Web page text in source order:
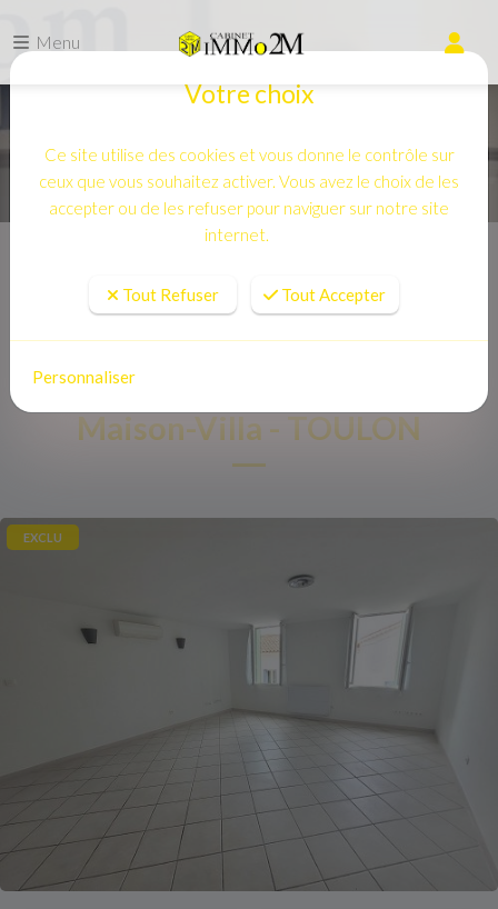
Menu
Maison-Villa - TOULON
EXCLU
Votre choix
Ce site utilise des cookies et vous donne le contrôle sur
ceux que vous souhaitez activer. Vous avez le choix de les
accepter ou de les refuser pour naviguer sur notre site
internet.
Tout Refuser Tout Accepter
Personnaliser